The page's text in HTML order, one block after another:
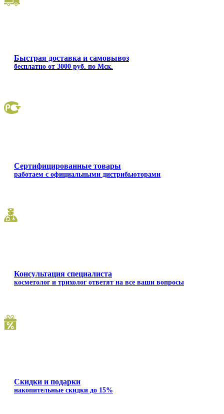
Быстрая доставка и самовывоз
бесплатно от 3000 руб. по Мск.
Сертифицированные товары
работаем с официальными дистрибьюторами
Консультация специалиста
косметолог и трихолог ответят на все ваши вопросы
Скидки и подарки
накопительные скидки до 15%